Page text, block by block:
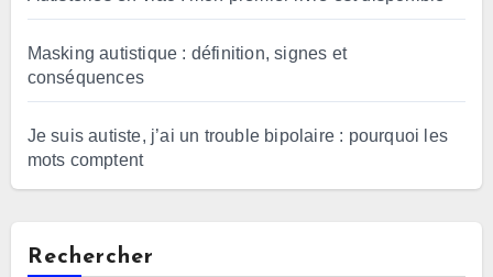
Masking autistique : définition, signes et
conséquences
Je suis autiste, j’ai un trouble bipolaire : pourquoi les
mots comptent
Rechercher